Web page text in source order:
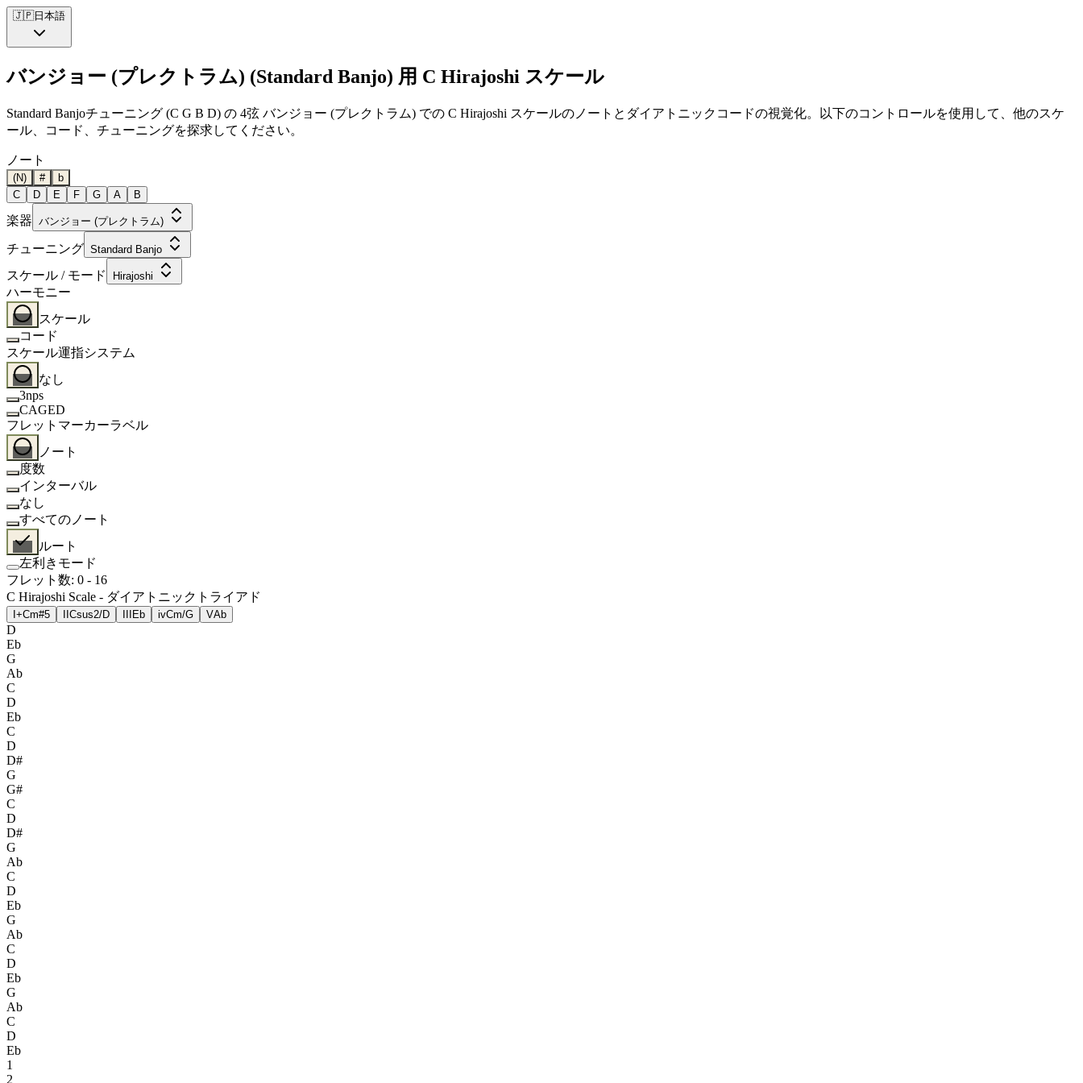
🇯🇵日本語
バンジョー (プレクトラム) (Standard Banjo) 用 C Hirajoshi スケール
Standard Banjoチューニング (C G B D) の 4弦 バンジョー (プレクトラム) での C Hirajoshi スケールのノートとダイアトニックコードの視覚化。以下のコントロールを使用して、他のスケ
ール、コード、チューニングを探求してください。
ノート
(N) #
b
C
D E F G A B
楽器 バンジョー (プレクトラム)
チューニング Standard Banjo
スケール / モード Hirajoshi
ハーモニー
スケール
コード
スケール運指システム
なし
3nps
CAGED
フレットマーカーラベル
ノート
度数
インターバル
なし
すべてのノート
ルート
左利きモード
フレット数: 0 - 16
C Hirajoshi Scale - ダイアトニックトライアド
I+Cm#5 Csus2/D Eb ivCm/G VAb
D
Eb
G
Ab
C
D
Eb
C
D
D#
G
G#
C
D
D#
G
Ab
C
D
Eb
G
Ab
C
D
Eb
G
Ab
C
D
Eb
1
2